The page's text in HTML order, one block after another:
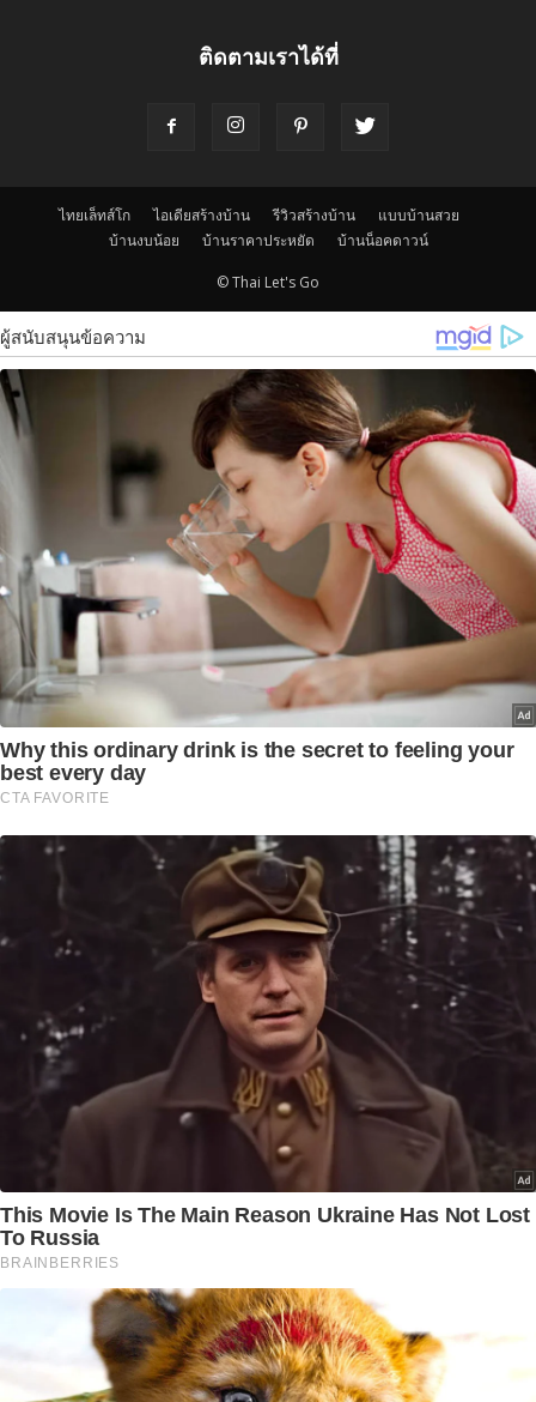
ติดตามเราได้ที่
ไทยเล็ทส์โก ไอเดียสร้างบ้าน รีวิวสร้างบ้าน
แบบบ้านสวย
บ้านงบน้อย
บ้านราคาประหยัด บ้านน็อคดาวน์
© Thai Let's Go